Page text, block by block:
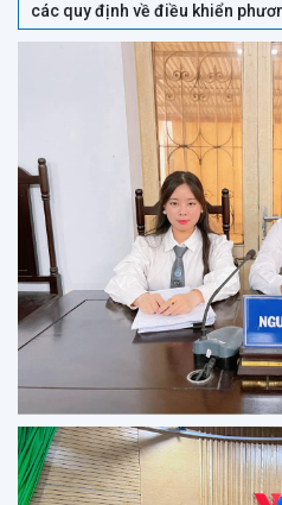
các quy định về điều khiển